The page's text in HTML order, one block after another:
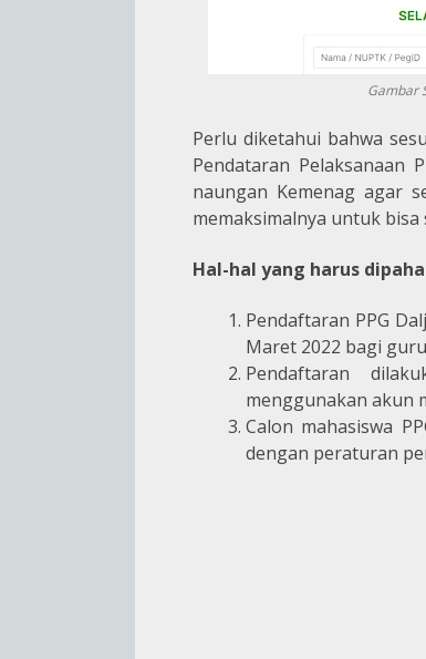
Gambar
Perlu diketahui bahwa
Pendataran
naungan Kemenag agar
memaksimalnya untuk
Hal-hal yang harus
Pendaftaran PPG
Maret 2022 bagi
Pendaftaran
menggunakan akun
Calon mahasiswa
dengan peraturan